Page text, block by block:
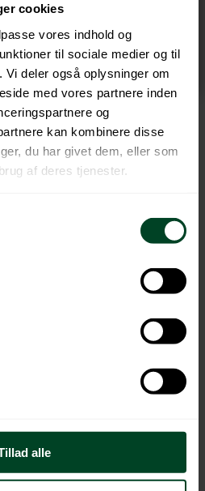
cookies
vores indhold og
til sociale medier og til
deler også oplysninger om
med vores partnere inden
og
kan kombinere disse
du har givet dem, eller som
af deres tjenester.
alle
PDF
producentansvaret på
og producenter.